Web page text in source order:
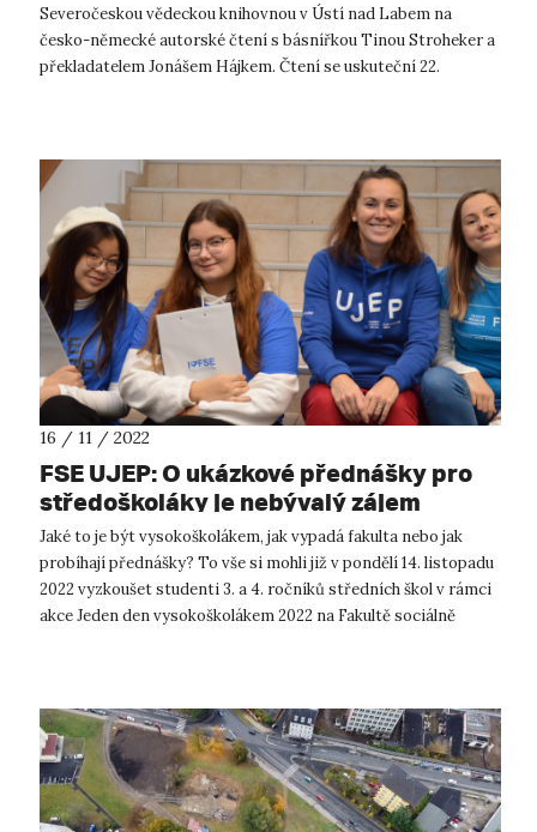
Severočeskou vědeckou knihovnou v Ústí nad Labem na
česko-německé autorské čtení s básnířkou Tinou Stroheker a
překladatelem Jonášem Hájkem. Čtení se uskuteční 22.
16 / 11 / 2022
FSE UJEP: O ukázkové přednášky pro
středoškoláky je nebývalý zájem
Jaké to je být vysokoškolákem, jak vypadá fakulta nebo jak
probíhají přednášky? To vše si mohli již v pondělí 14. listopadu
2022 vyzkoušet studenti 3. a 4. ročníků středních škol v rámci
akce Jeden den vysokoškolákem 2022 na Fakultě sociálně